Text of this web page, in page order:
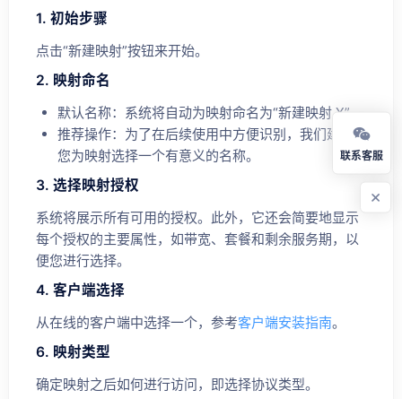
1. 初始步骤
点击“新建映射”按钮来开始。
2. 映射命名
默认名称：系统将自动为映射命名为“新建映射 X”。
推荐操作：为了在后续使用中方便识别，我们建议
您为映射选择一个有意义的名称。
3. 选择映射授权
系统将展示所有可用的授权。此外，它还会简要地显示
每个授权的主要属性，如带宽、套餐和剩余服务期，以
便您进行选择。
4. 客户端选择
从在线的客户端中选择一个，参考客户端安装指南。
6. 映射类型
确定映射之后如何进行访问，即选择协议类型。
联系客服